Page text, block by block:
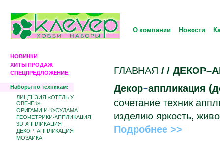
О компании Новости
НОВИНКИ
ХИТЫ ПРОДАЖ
СПЕЦПРЕДЛОЖЕНИЕ
Наборы по техникам:
ЛИЦЕНЗИЯ «ОТЕЛЬ У
ОВЕЧЕК»
ОРИГАМИ И КУСУДАМА
ГЕОМЕТРИКИ-АППЛИКАЦИЯ
3D-АППЛИКАЦИЯ
ДЕКОР–АППЛИКАЦИЯ
МОЗАИКА
ГЛАВНАЯ / /
Декор–аппликация
сочетание техник
изделию яркость,
Подробнее >>